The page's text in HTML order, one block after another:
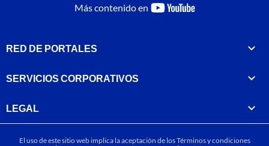
Más contenido en
youtube-
RED DE PORTALES
SERVICIOS CORPORATIVOS
LEGAL
El uso de este sitio web implica la aceptación de losTérminos y condiciones